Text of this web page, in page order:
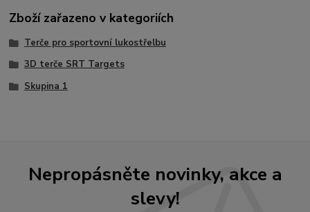
Zboží zařazeno v kategoriích
Terče pro sportovní lukostřelbu
3D terče SRT Targets
Skupina 1
Nepropásněte novinky, akce a
slevy!